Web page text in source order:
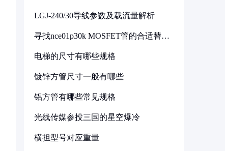
LGJ-240/30导线参数及载流量解析
寻找nce01p30k MOSFET管的合适替代
电梯的尺寸有哪些规格
镀锌方管尺寸一般有哪些
铝方管有哪些常见规格
光线传媒参投三国的星空爆冷
横担型号对应重量